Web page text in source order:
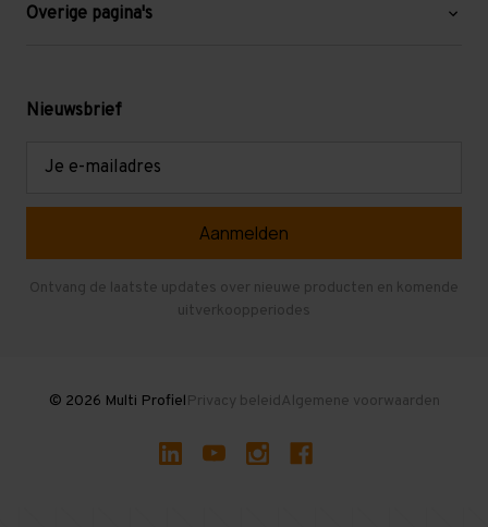
Blog
Levering en afhalen
Overige pagina's
Mezzanine
Gebruikte entresolvloeren
Nieuwsbrief
Ontvang de laatste updates over nieuwe producten en komende
uitverkoopperiodes
© 2026 Multi ProfielPrivacy beleidAlgemene voorwaarden